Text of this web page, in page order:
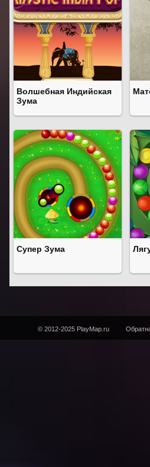
Волшебная Индийская
Зума
Супер Зума
© 2012-2025 PlayMap.ru